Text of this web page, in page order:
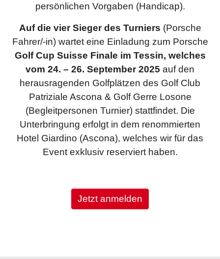
persönlichen Vorgaben (Handicap).
Auf die vier Sieger des Turniers (Porsche
Fahrer/-in) wartet eine Einladung zum Porsche
Golf Cup Suisse Finale im Tessin, welches
vom 24. – 26. September 2025 auf den
herausragenden Golfplätzen des Golf Club
Patriziale Ascona & Golf Gerre Losone
(Begleitpersonen Turnier) stattfindet. Die
Unterbringung erfolgt in dem renommierten
Hotel Giardino (Ascona), welches wir für das
Event exklusiv reserviert haben.
Jetzt anmelden